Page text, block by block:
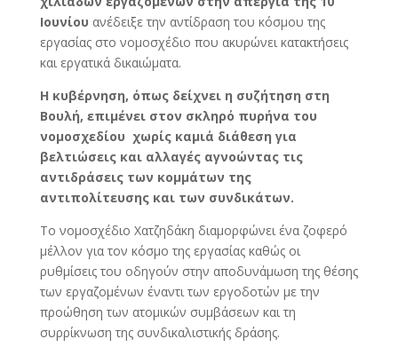
Ιουνίου ανέδειξε την αντίδραση του κόσμου της
εργασίας στο νομοσχέδιο που ακυρώνει κατακτήσεις
και εργατικά δικαιώματα.
Η κυβέρνηση, όπως δείχνει η συζήτηση στη
Βουλή, επιμένει στον σκληρό πυρήνα του
νομοσχεδίου χωρίς καμιά διάθεση για
βελτιώσεις και αλλαγές αγνοώντας τις
αντιδράσεις των κομμάτων της
αντιπολίτευσης και των συνδικάτων.
Το νομοσχέδιο Χατζηδάκη διαμορφώνει ένα ζοφερό
μέλλον για τον κόσμο της εργασίας καθώς οι
ρυθμίσεις του οδηγούν στην αποδυνάμωση της θέσης
των εργαζομένων έναντι των εργοδοτών με την
προώθηση των ατομικών συμβάσεων και τη
συρρίκνωση της συνδικαλιστικής δράσης.